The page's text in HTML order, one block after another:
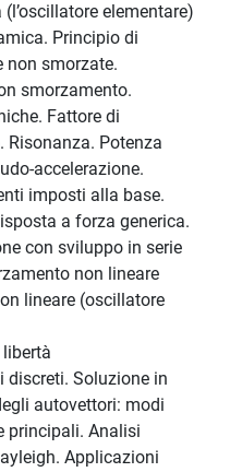
elementare)
Principio di
non smorzate.
smorzamento.
Fattore di
Potenza
accelerazione.
imposti alla base.
a forza generica.
con sviluppo in serie
non lineare
lineare (oscillatore
discreti. Soluzione in
autovettori: modi
principali. Analisi
Applicazioni